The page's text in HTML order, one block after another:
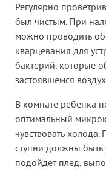
Регулярно
был чистым. При
можно проводить
кварцевания для
бактерий, которые
застоявшемся
В комнате ребенка
оптимальный
чувствовать холода.
ступни должны быть
подойдет плед,